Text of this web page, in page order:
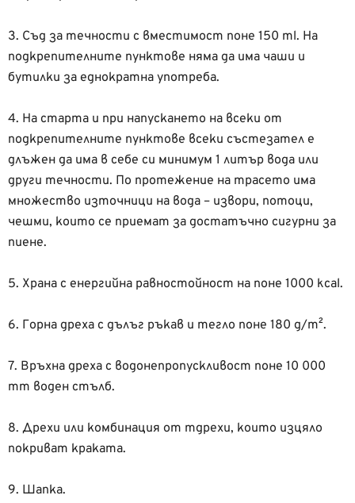
3. Съд за течности с вместимост поне 150 ml. На
подкрепителните пунктове няма да има чаши и
бутилки за еднократна употреба.
4. На старта и при напускането на всеки от
подкрепителните пунктове всеки състезател е
длъжен да има в себе си минимум 1 литър вода или
други течности. По протежение на трасето има
множество източници на вода – извори, потоци,
чешми, които се приемат за достатъчно сигурни за
пиене.
5. Храна с енергийна равностойност на поне 1000 kcal.
6. Горна дреха с дълъг ръкав и тегло поне 180 g/m².
7. Връхна дреха с водонепропускливост поне 10 000
mm воден стълб.
8. Дрехи или комбинация от тдрехи, които изцяло
покриват краката.
9. Шапка.